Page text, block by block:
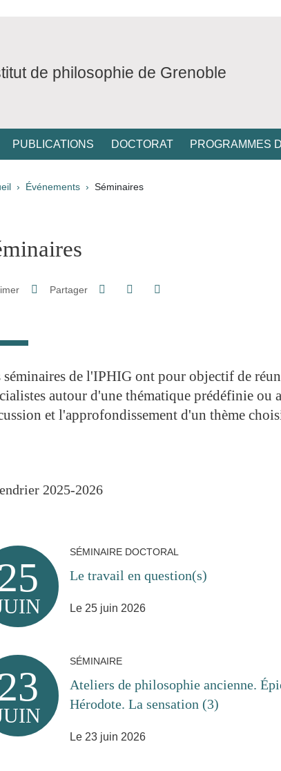
de philosophie de Grenoble
PUBLICATIONS DOCTORAT PROGRAMMES
d'Ariane
Événements Séminaires
Sidebar
Partager Partager sur Facebook
Partager sur LinkedIn
séminaires de l'IPHIG ont pour objectif de
autour d'une thématique prédéfinie ou
et l'approfondissement d'un thème
2025-2026
SÉMINAIRE DOCTORAL
Le travail en question(s)
Le 25 juin 2026
SÉMINAIRE
Ateliers de philosophie ancienne.
Hérodote. La sensation (3)
Le 23 juin 2026